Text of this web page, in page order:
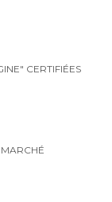
CERTIFIÉES